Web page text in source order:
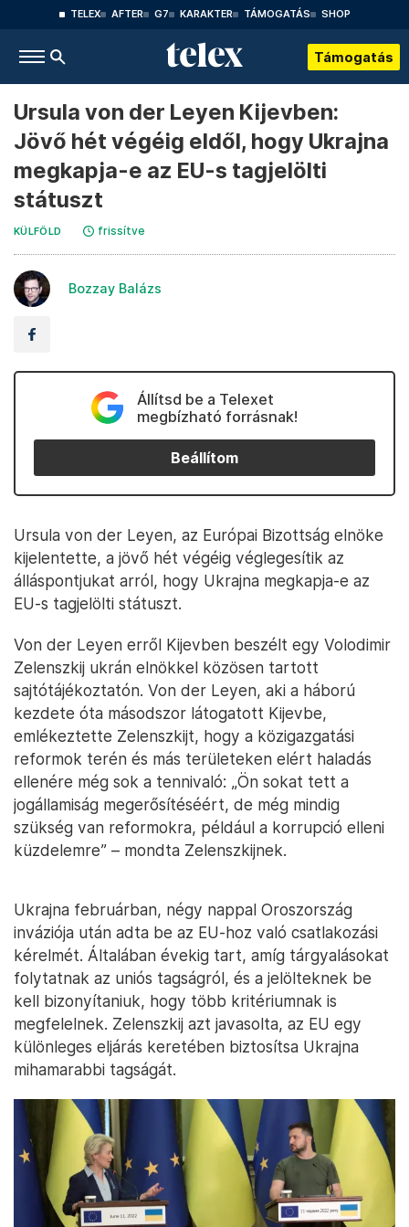
TELEX AFTER G7 KARAKTER TÁMOGATÁS SHOP
Támogatás
Ursula von der Leyen Kijevben:
Jövő hét végéig eldől, hogy Ukrajna
megkapja-e az EU-s tagjelölti
státuszt
KÜLFÖLD frissítve
Bozzay Balázs
Állítsd be a Telexet
megbízható forrásnak!
Beállítom
Ursula von der Leyen, az Európai Bizottság elnöke
kijelentette, a jövő hét végéig véglegesítik az
álláspontjukat arról, hogy Ukrajna megkapja-e az
EU-s tagjelölti státuszt.
Von der Leyen erről Kijevben beszélt egy Volodimir
Zelenszkij ukrán elnökkel közösen tartott
sajtótájékoztatón. Von der Leyen, aki a háború
kezdete óta másodszor látogatott Kijevbe,
emlékeztette Zelenszkijt, hogy a közigazgatási
reformok terén és más területeken elért haladás
ellenére még sok a tennivaló: „Ön sokat tett a
jogállamiság megerősítéséért, de még mindig
szükség van reformokra, például a korrupció elleni
küzdelemre” – mondta Zelenszkijnek.
Ukrajna februárban, négy nappal Oroszország
inváziója után adta be az EU-hoz való csatlakozási
kérelmét. Általában évekig tart, amíg tárgyalásokat
folytatnak az uniós tagságról, és a jelölteknek be
kell bizonyítaniuk, hogy több kritériumnak is
megfelelnek. Zelenszkij azt javasolta, az EU egy
különleges eljárás keretében biztosítsa Ukrajna
mihamarabbi tagságát.